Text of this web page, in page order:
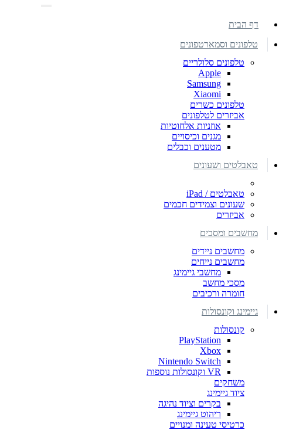
דף הבית
טלפונים וסמארטפונים
טלפונים סלולריים
Apple
Samsung
Xiaomi
טלפונים כשרים
אביזרים לטלפונים
אוזניות אלחוטיות
מגנים וכיסויים
מטענים וכבלים
טאבלטים ושעונים
טאבלטים / iPad
שעונים וצמידים חכמים
אביזרים
מחשבים ומסכים
מחשבים ניידים
מחשבים נייחים
מחשבי גיימינג
מסכי מחשב
חומרה ורכיבים
גיימינג וקונסולות
קונסולות
PlayStation
Xbox
Nintendo Switch
VR וקונסולות נוספות
משחקים
ציוד גיימינג
בקרים וציוד נהיגה
ריהוט גיימינג
כרטיסי טעינה ומנויים